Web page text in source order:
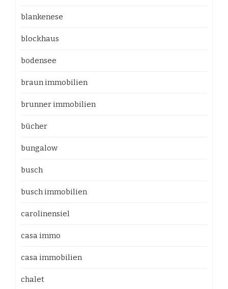
blankenese
blockhaus
bodensee
braun immobilien
brunner immobilien
bücher
bungalow
busch
busch immobilien
carolinensiel
casa immo
casa immobilien
chalet